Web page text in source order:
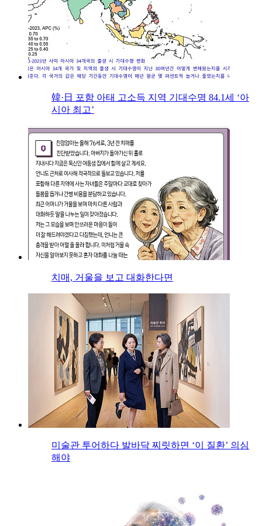
韓·日 포함 아태 고소득 지역 기대수명 84.1세 ‘아
시아 최고’
치매, 거울을 보고 대화한다면
미술관 투어하다 발바닥 찌릿하면 ‘이 질환’ 의심
해야